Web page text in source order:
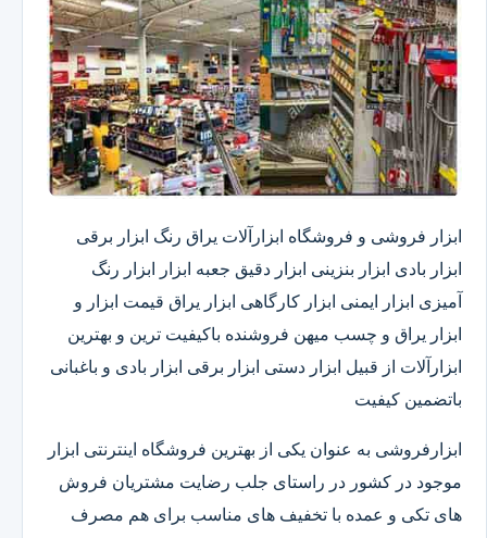
ابزار فروشی و فروشگاه ابزارآلات یراق رنگ ابزار برقی
ابزار بادی ابزار بنزینی ابزار دقیق​ جعبه ابزار ابزار رنگ
آمیزی ابزار ایمنی ابزار کارگاهی ابزار یراق قیمت ابزار و
ابزار یراق و چسب میهن فروشنده باکیفیت ترین و بهترین
ابزارآلات از قبیل ابزار دستی ابزار برقی ابزار بادی و باغبانی
باتضمین کیفیت
ابزارفروشی به عنوان یکی از بهترین فروشگاه اینترنتی ابزار
موجود در کشور در راستای جلب رضایت مشتریان فروش
های تکی و عمده با تخفیف های مناسب برای هم مصرف